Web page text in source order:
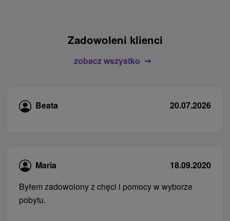
Zadowoleni klienci
zobacz wszystko
Beata 20.07.2026
Maria
18.09.2020
Byłem zadowolony z chęci i pomocy w wyborze
pobytu.